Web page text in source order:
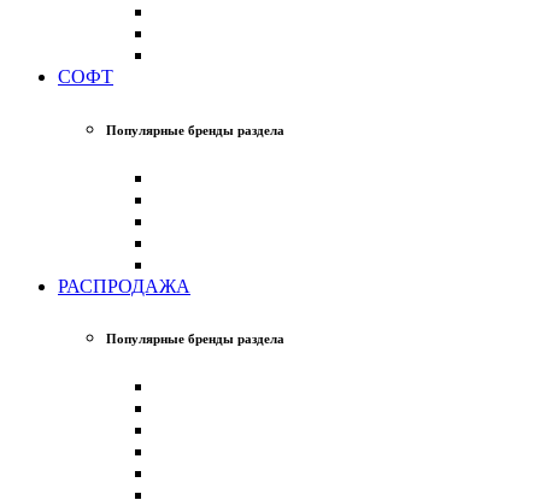
СОФТ
Популярные бренды раздела
РАСПРОДАЖА
Популярные бренды раздела